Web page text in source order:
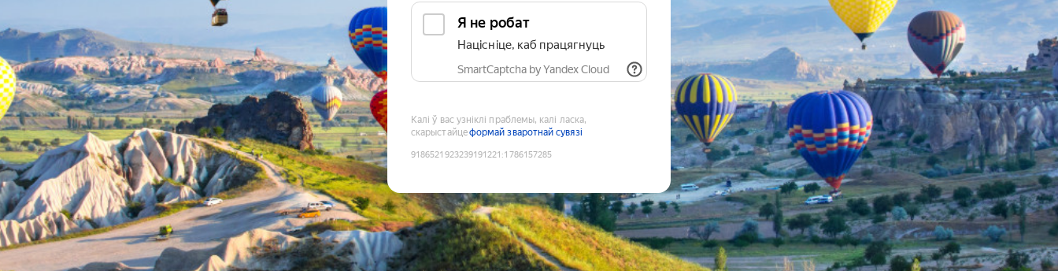
Я не робат
Націсніце, каб працягнуць
SmartCaptcha by Yandex Cloud
Калі ў вас узніклі праблемы, калі ласка,
скарыстайцеформай зваротнай сувязі
9186521923239191221 :1786157285